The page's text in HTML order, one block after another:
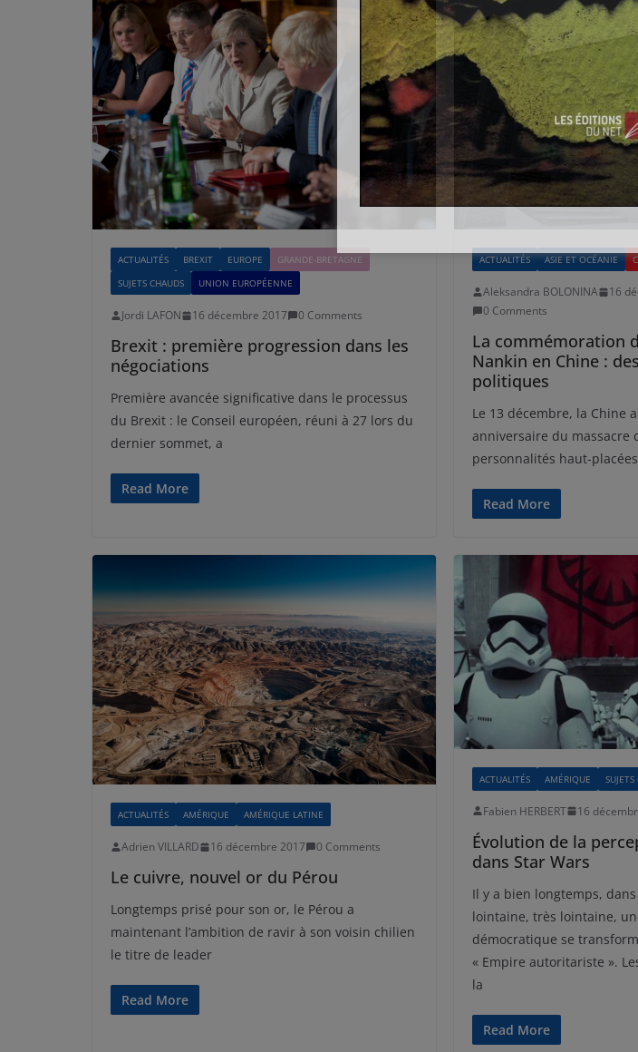
ACTUALITÉS BREXIT EUROPE
GRANDE-BRETAGNE
SUJETS CHAUDS
UNION EUROPÉENNE
Jordi LAFON 16 décembre 2017 0 Comments
Brexit : première progression dans les
négociations
Première avancée significative dans le processus
du Brexit : le Conseil européen, réuni à 27 lors du
dernier sommet, a
Read More
ACTUALITÉS ASIE ET OCÉANIE
Aleksandra BOLONINA
16
0 Comments
La commémoration
Nankin en Chine :
politiques
Le 13 décembre, la Chine
anniversaire du massacre
personnalités haut-
Read More
ACTUALITÉS AMÉRIQUE AMÉRIQUE LATINE
Adrien VILLARD 16 décembre 2017 0 Comments
Le cuivre, nouvel or du Pérou
Longtemps prisé pour son or, le Pérou a
maintenant l’ambition de ravir à son voisin chilien
le titre de leader
Read More
ACTUALITÉS AMÉRIQUE SUJETS
Fabien HERBERT 16
Évolution de la
dans Star Wars
Il y a bien longtemps,
lointaine, très lointaine,
démocratique se
« Empire autoritariste ».
la
Read More